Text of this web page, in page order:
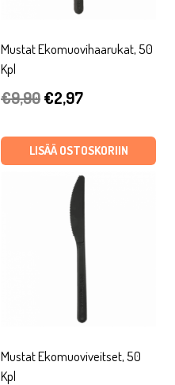
Mustat Ekomuovihaarukat, 50
Kpl
€9,90Alkuperäinen
oli:
€9,90.
€2,97Nykyinen
on:
€2,97.
LISÄÄ OSTOSKORIIN
Mustat Ekomuoviveitset, 50
Kpl